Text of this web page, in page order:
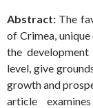
Abstract: The
of Crimea,
the
level, give
growth and
article